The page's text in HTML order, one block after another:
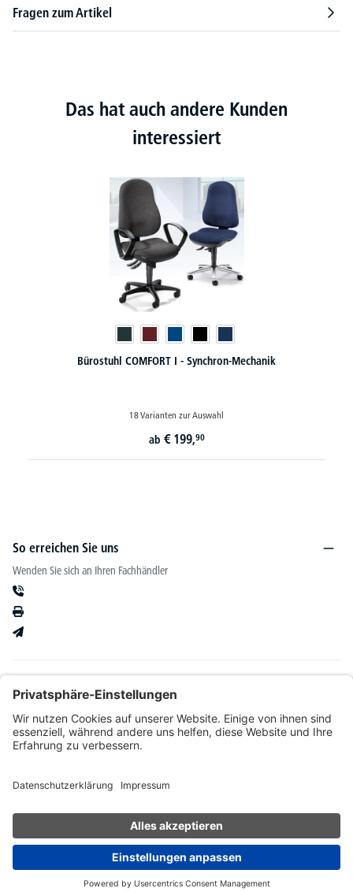
Fragen zum Artikel
Das hat auch andere Kunden
interessiert
Bürostuhl COMFORT I - Synchron-Mechanik
18 Varianten zur Auswahl
ab € 199,90
So erreichen Sie uns
Wenden Sie sich an Ihren Fachhändler
Kataloge & mehr
Betriebseinrichtung. Wir behalten uns nach Bonitätsprüfung sowie bei Neukunden die
Wahl der Zahlungsabwicklung vor. Natürlich setzen wir uns mit Ihnen in Verbindung,
* Alle Preise exkl. gesetzl. Mehrwertsteuer zzgl.Versandkostenund ggf.
Nachnahmegebühren, wenn nicht anders angegeben.